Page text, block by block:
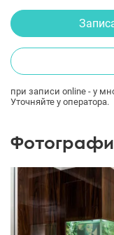
при записи online - у
Уточняйте у оператора.